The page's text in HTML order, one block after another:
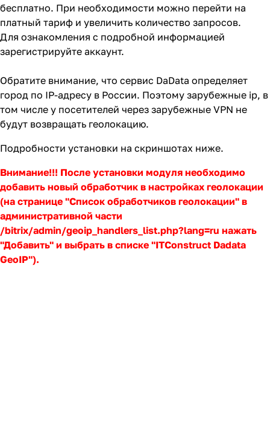
бесплатно. При необходимости можно перейти на
платный тариф и увеличить количество запросов.
Для ознакомления с подробной информацией
зарегистрируйте аккаунт.
Обратите внимание, что сервис DaData определяет
город по IP-адресу в России. Поэтому зарубежные ip, в
том числе у посетителей через зарубежные VPN не
будут возвращать геолокацию.
Подробности установки на скриншотах ниже.
Внимание!!! После установки модуля необходимо
добавить новый обработчик в настройках геолокации
(на странице "Список обработчиков геолокации" в
административной части
/bitrix/admin/geoip_handlers_list.php?lang=ru нажать
"Добавить" и выбрать в списке "ITConstruct Dadata
GeoIP").